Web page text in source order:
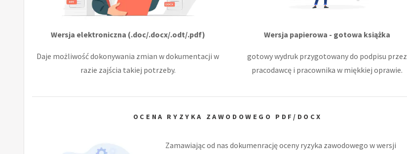
Wersja elektroniczna (.doc/.docx/.odt/.pdf)
Daje możliwość dokonywania zmian w dokumentacji w
razie zajścia takiej potrzeby.
Wersja papierowa - gotowa książka
gotowy wydruk przygotowany do podpisu przez
pracodawcę i pracownika w miękkiej oprawie.
OCENA RYZYKA ZAWODOWEGO PDF/DOCX
Zamawiając od nas dokumenrację oceny ryzyka zawodowego w wersji